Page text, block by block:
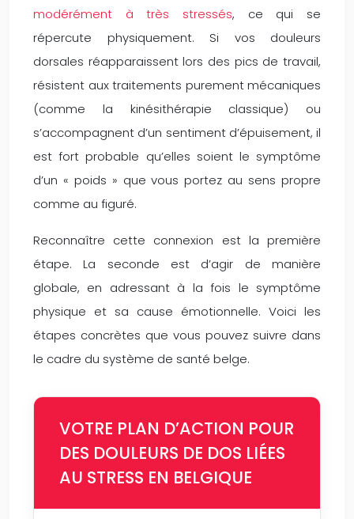
modérément à très stressés, ce qui se
répercute physiquement. Si vos douleurs
dorsales réapparaissent lors des pics de travail,
résistent aux traitements purement mécaniques
(comme la kinésithérapie classique) ou
s’accompagnent d’un sentiment d’épuisement, il
est fort probable qu’elles soient le symptôme
d’un « poids » que vous portez au sens propre
comme au figuré.
Reconnaître cette connexion est la première
étape. La seconde est d’agir de manière
globale, en adressant à la fois le symptôme
physique et sa cause émotionnelle. Voici les
étapes concrètes que vous pouvez suivre dans
le cadre du système de santé belge.
VOTRE PLAN D’ACTION POUR
DES DOULEURS DE DOS LIÉES
AU STRESS EN BELGIQUE